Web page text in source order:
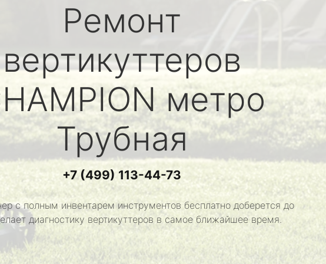
Ремонт
вертикуттеров
метро
Трубная
+7 (499) 113-44-73
с полным инвентарем инструментов бесплатно доберется до
диагностику вертикуттеров в самое ближайшее время.